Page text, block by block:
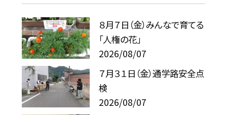
８月７日（金）みんなで育てる
「人権の花」
2026/08/07
７月３１日（金）通学路安全点
検
2026/08/07